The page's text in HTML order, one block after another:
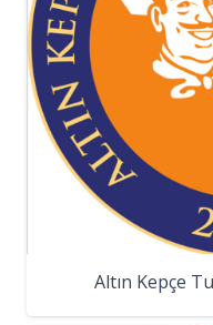
Altın Kepçe